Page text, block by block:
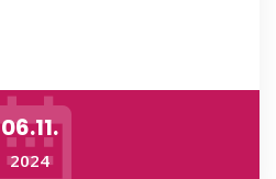
06.11.
2024